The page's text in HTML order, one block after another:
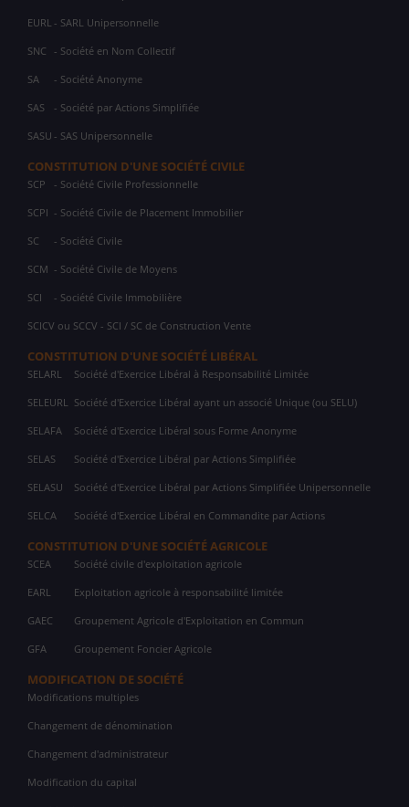
EURL - SARL Unipersonnelle
SNC - Société en Nom Collectif
SA - Société Anonyme
SAS - Société par Actions Simplifiée
SASU - SAS Unipersonnelle
CONSTITUTION D'UNE SOCIÉTÉ CIVILE
SCP - Société Civile Professionnelle
SCPI - Société Civile de Placement Immobilier
SC - Société Civile
SCM - Société Civile de Moyens
SCI - Société Civile Immobilière
SCICV ou SCCV - SCI / SC de Construction Vente
CONSTITUTION D'UNE SOCIÉTÉ LIBÉRAL
SELARL Société d'Exercice Libéral à Responsabilité Limitée
SELEURL Société d'Exercice Libéral ayant un associé Unique (ou SELU)
SELAFA Société d'Exercice Libéral sous Forme Anonyme
SELAS Société d'Exercice Libéral par Actions Simplifiée
SELASU Société d'Exercice Libéral par Actions Simplifiée Unipersonnelle
SELCA Société d'Exercice Libéral en Commandite par Actions
CONSTITUTION D'UNE SOCIÉTÉ AGRICOLE
SCEA Société civile d'exploitation agricole
EARL Exploitation agricole à responsabilité limitée
GAEC Groupement Agricole d'Exploitation en Commun
GFA Groupement Foncier Agricole
MODIFICATION DE SOCIÉTÉ
Modifications multiples
Changement de dénomination
Changement d'administrateur
Modification du capital